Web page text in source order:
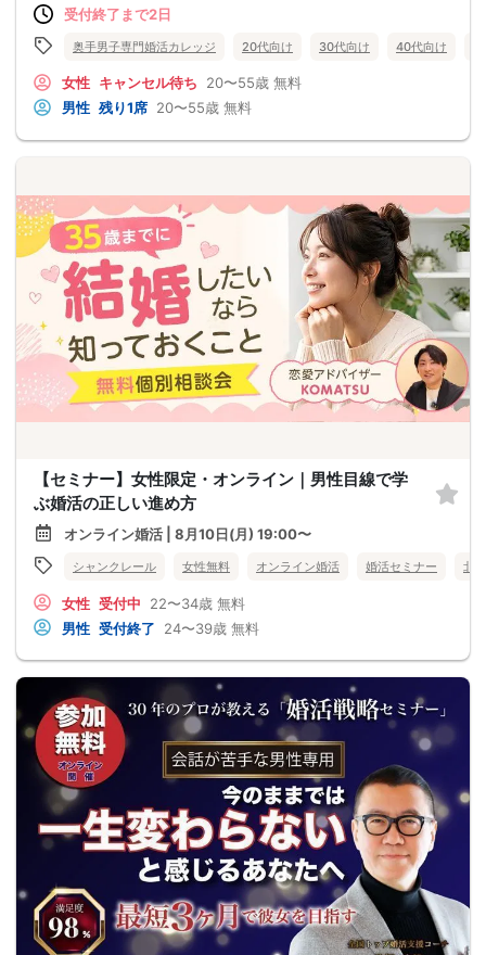
受付終了まで2日
奥手男子専門婚活カレッジ 20代向け 30代向け 40代向け
女性 キャンセル待ち 20〜55歳 無料
男性 残り1席 20〜55歳 無料
【セミナー】女性限定・オンライン｜男性目線で学
ぶ婚活の正しい進め方
オンライン婚活 | 8月10日(月) 19:00〜
シャンクレール 女性無料 オンライン婚活 婚活セミナー 北
女性 受付中 22〜34歳 無料
男性 受付終了 24〜39歳 無料